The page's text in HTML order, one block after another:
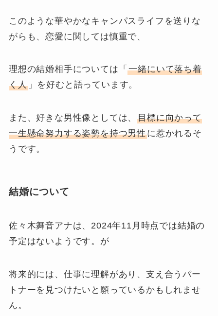
このような華やかなキャンパスライフを送りな
がらも、恋愛に関しては慎重で、
理想の結婚相手については「一緒にいて落ち着
く人」を好むと語っています。
また、好きな男性像としては、目標に向かって
一生懸命努力する姿勢を持つ男性に惹かれるそ
うです。
結婚について
佐々木舞音アナは、2024年11月時点では結婚の
予定はないようです。が
将来的には、仕事に理解があり、支え合うパー
トナーを見つけたいと願っているかもしれませ
ん。